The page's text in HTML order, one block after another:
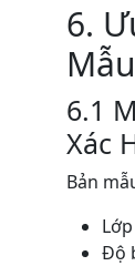
6.
6.1
Xác
Bản
Độ